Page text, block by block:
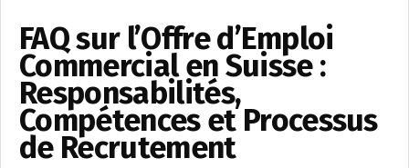
FAQ sur l’Offre d’Emploi
Commercial en Suisse :
Responsabilités,
Compétences et Processus
de Recrutement